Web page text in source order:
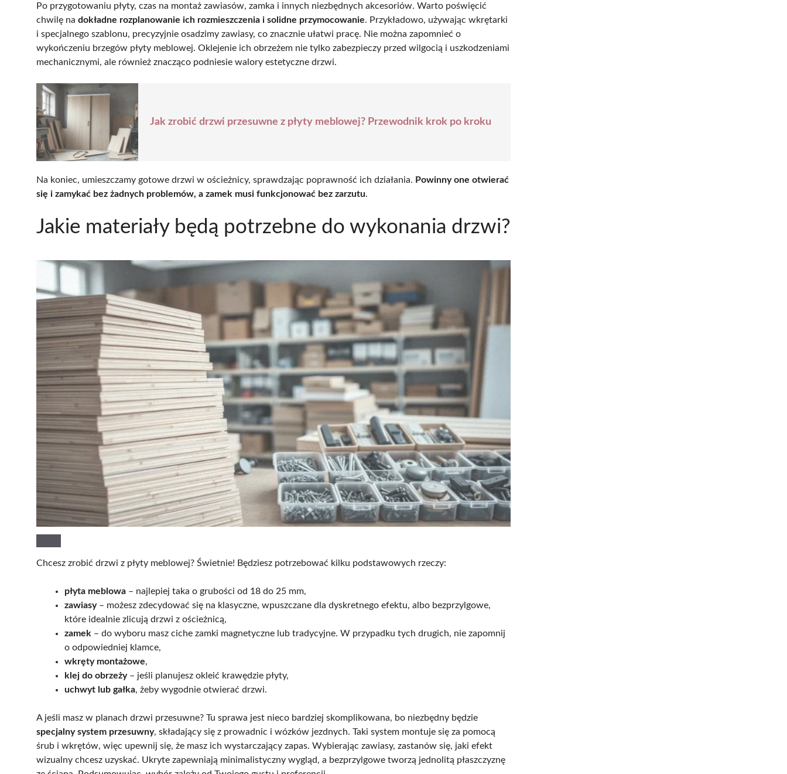
Po przygotowaniu płyty, czas na montaż zawiasów, zamka i innych niezbędnych akcesoriów. Warto poświęcić
chwilę na dokładne rozplanowanie ich rozmieszczenia i solidne przymocowanie. Przykładowo, używając wkrętarki
i specjalnego szablonu, precyzyjnie osadzimy zawiasy, co znacznie ułatwi pracę. Nie można zapomnieć o
wykończeniu brzegów płyty meblowej. Oklejenie ich obrzeżem nie tylko zabezpieczy przed wilgocią i uszkodzeniami
mechanicznymi, ale również znacząco podniesie walory estetyczne drzwi.
Jak zrobić drzwi przesuwne z płyty meblowej? Przewodnik krok po kroku
Na koniec, umieszczamy gotowe drzwi w ościeżnicy, sprawdzając poprawność ich działania. Powinny one otwierać
się i zamykać bez żadnych problemów, a zamek musi funkcjonować bez zarzutu.
Jakie materiały będą potrzebne do wykonania drzwi?
Chcesz zrobić drzwi z płyty meblowej? Świetnie! Będziesz potrzebować kilku podstawowych rzeczy:
płyta meblowa – najlepiej taka o grubości od 18 do 25 mm,
zawiasy– możesz zdecydować się na klasyczne, wpuszczane dla dyskretnego efektu, albo bezprzylgowe,
które idealnie zlicują drzwi z ościeżnicą,
zamek – do wyboru masz ciche zamki magnetyczne lub tradycyjne. W przypadku tych drugich, nie zapomnij
o odpowiedniej klamce,
wkręty montażowe,
klej do obrzeży– jeśli planujesz okleić krawędzie płyty,
uchwyt lub gałka, żeby wygodnie otwierać drzwi.
A jeśli masz w planach drzwi przesuwne? Tu sprawa jest nieco bardziej skomplikowana, bo niezbędny będzie
specjalny system przesuwny, składający się z prowadnic i wózków jezdnych. Taki system montuje się za pomocą
śrub i wkrętów, więc upewnij się, że masz ich wystarczający zapas. Wybierając zawiasy, zastanów się, jaki efekt
wizualny chcesz uzyskać. Ukryte zapewniają minimalistyczny wygląd, a bezprzylgowe tworzą jednolitą płaszczyznę